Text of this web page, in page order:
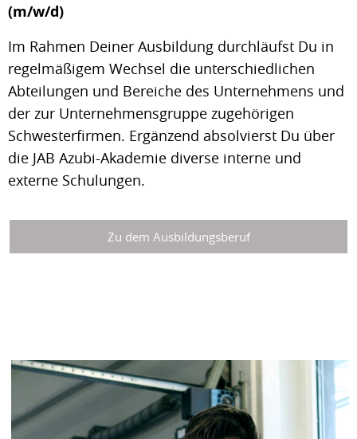
(m/w/d)
Im Rahmen Deiner Ausbildung durchläufst Du in
regelmäßigem Wechsel die unterschiedlichen
Abteilungen und Bereiche des Unternehmens und
der zur Unternehmensgruppe zugehörigen
Schwesterfirmen. Ergänzend absolvierst Du über
die JAB Azubi-Akademie diverse interne und
externe Schulungen.
Zu dem Ausbildungsberuf